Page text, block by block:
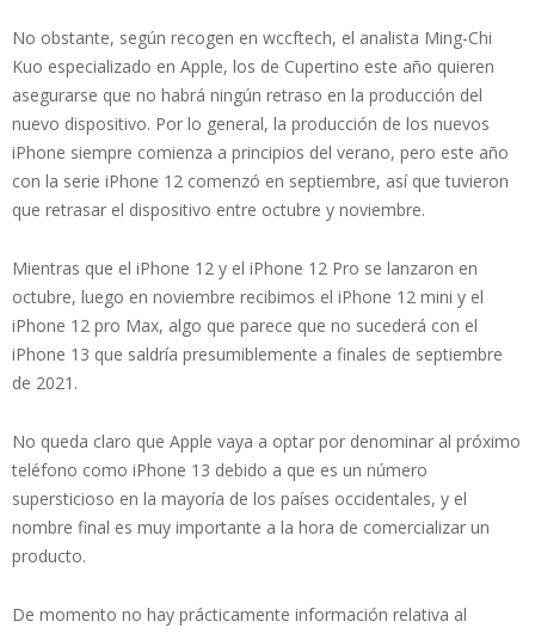
No obstante, según recogen en wccftech, el analista Ming-Chi
Kuo especializado en Apple, los de Cupertino este año quieren
asegurarse que no habrá ningún retraso en la producción del
nuevo dispositivo. Por lo general, la producción de los nuevos
iPhone siempre comienza a principios del verano, pero este año
con la serie iPhone 12 comenzó en septiembre, así que tuvieron
que retrasar el dispositivo entre octubre y noviembre.
Mientras que el iPhone 12 y el iPhone 12 Pro se lanzaron en
octubre, luego en noviembre recibimos el iPhone 12 mini y el
iPhone 12 pro Max, algo que parece que no sucederá con el
iPhone 13 que saldría presumiblemente a finales de septiembre
de 2021.
No queda claro que Apple vaya a optar por denominar al próximo
teléfono como iPhone 13 debido a que es un número
supersticioso en la mayoría de los países occidentales, y el
nombre final es muy importante a la hora de comercializar un
producto.
De momento no hay prácticamente información relativa al